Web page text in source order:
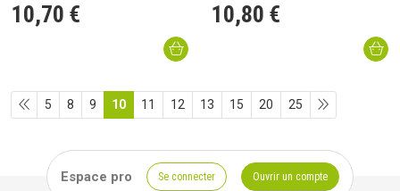
10,70 € 10,80 €
5 8 9 10 11 12 13 15 20 25
Espace pro Se connecter Ouvrir un compte